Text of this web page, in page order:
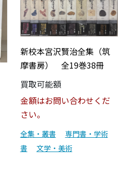
新校本宮沢賢治全集（筑
摩書房） 全19巻38冊
買取可能額
金額はお問い合わせくだ
さい。
全集・叢書
専門書・学術
書
文学・美術